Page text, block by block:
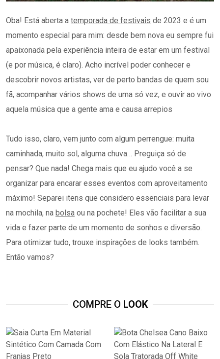
Oba! Está aberta a temporada de festivais de 2023 e é um
momento especial para mim: desde bem nova eu sempre fui
apaixonada pela experiência inteira de estar em um festival
(e por música, é claro). Acho incrível poder conhecer e
descobrir novos artistas, ver de perto bandas de quem sou
fã, acompanhar vários shows de uma só vez, e ouvir ao vivo
aquela música que a gente ama e causa arrepios
Tudo isso, claro, vem junto com algum perrengue: muita
caminhada, muito sol, alguma chuva… Preguiça só de
pensar? Que nada! Chega mais que eu ajudo você a se
organizar para encarar esses eventos com aproveitamento
máximo! Separei itens que considero essenciais para levar
na mochila, na bolsa ou na pochete! Eles vão facilitar a sua
vida e fazer parte de um momento de sonhos e diversão.
Para otimizar tudo, trouxe inspirações de looks também.
Então vamos?
COMPRE O LOOK